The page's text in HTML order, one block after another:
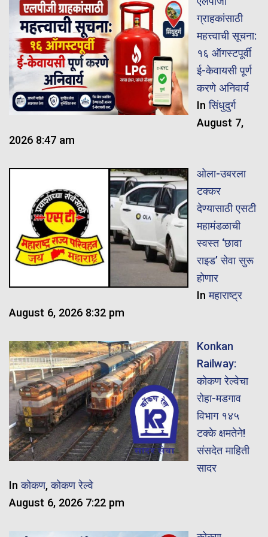
ग्राहकांसाठी
महत्त्वाची सूचना:
१६ ऑगस्टपूर्वी
ई-केवायसी पूर्ण
करणे अनिवार्य
Inसिंधुदुर्ग
August 7,
2026 8:47 am
ओला-उबरला
टक्कर
देण्यासाठी एसटी
महामंडळाची
स्वस्त ‘छावा
राइड’ सेवा सुरू
होणार
Inमहाराष्ट्र
August 6, 2026 8:32 pm
Konkan
Railway:
कोकण रेल्वेचा
रोहा-मडगाव
विभाग १४५
टक्के क्षमतेने!
संसदेत माहिती
सादर
Inकोकण,कोकण रेल्वे
August 6, 2026 7:22 pm